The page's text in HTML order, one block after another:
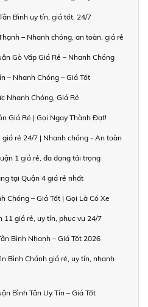
Bình uy tín, giá tốt, 24/7
– Nhanh chóng, an toàn, giá rẻ
Gò Vấp Giá Rẻ – Nhanh Chóng
– Nhanh Chóng – Giá Tốt
Nhanh Chóng, Giá Rẻ
Giá Rẻ | Gọi Ngay Thành Đạt!
rẻ 24/7 | Nhanh chóng - An toàn
1 giá rẻ, đa dạng tải trọng
tại Quận 4 giá rẻ nhất
Chóng – Giá Tốt | Gọi Là Có Xe
11 giá rẻ, uy tín, phục vụ 24/7
Bình Nhanh – Giá Tốt 2026
Bình Chánh giá rẻ, uy tín, nhanh
Bình Tân Uy Tín – Giá Tốt